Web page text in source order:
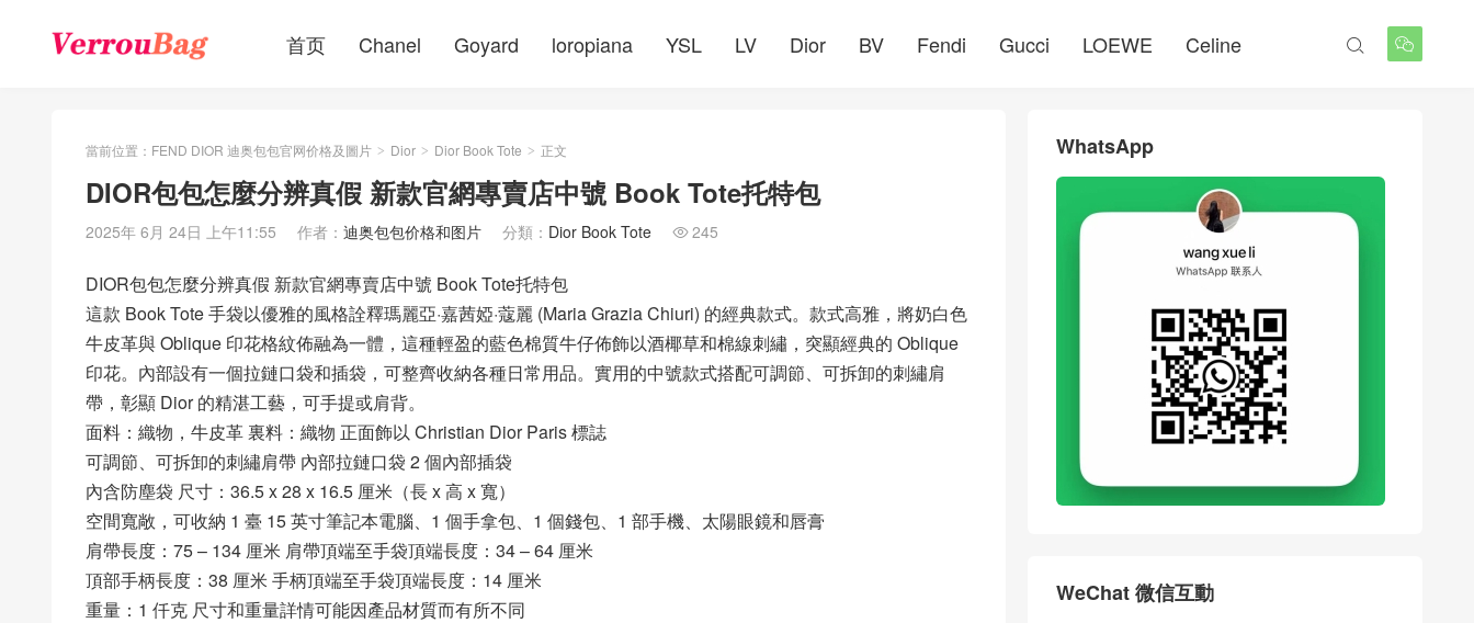
首页 Chanel Goyard loropiana YSL LV Dior BV Fendi Gucci LOEWE Celine 

當前位置： FEND DIOR 迪奥包包官网价格及圖片 > Dior > Dior Book Tote > 正文
DIOR包包怎麼分辨真假 新款官網專賣店中號 Book Tote托特包
2025年 6月 24日 上午11:55 作者： 迪奥包包价格和图片 分類： Dior Book Tote  245
DIOR包包怎麼分辨真假 新款官網專賣店中號 Book Tote托特包
這款 Book Tote 手袋以優雅的風格詮釋瑪麗亞·嘉茜婭·蔻麗 (Maria Grazia Chiuri) 的經典款式。款式高雅，將奶白色
牛皮革與 Oblique 印花格紋佈融為一體，這種輕盈的藍色棉質牛仔佈飾以酒椰草和棉線刺繡，突顯經典的 Oblique
印花。內部設有一個拉鏈口袋和插袋，可整齊收納各種日常用品。實用的中號款式搭配可調節、可拆卸的刺繡肩
帶，彰顯 Dior 的精湛工藝，可手提或肩背。
面料：織物，牛皮革 裏料：織物 正面飾以 Christian Dior Paris 標誌
可調節、可拆卸的刺繡肩帶 內部拉鏈口袋 2 個內部插袋
內含防塵袋 尺寸：36.5 x 28 x 16.5 厘米（長 x 高 x 寬）
空間寬敞，可收納 1 臺 15 英寸筆記本電腦、1 個手拿包、1 個錢包、1 部手機、太陽眼鏡和唇膏
肩帶長度：75 – 134 厘米 肩帶頂端至手袋頂端長度：34 – 64 厘米
頂部手柄長度：38 厘米 手柄頂端至手袋頂端長度：14 厘米
重量：1 仟克 尺寸和重量詳情可能因產品材質而有所不同
WhatsApp
WeChat 微信互動